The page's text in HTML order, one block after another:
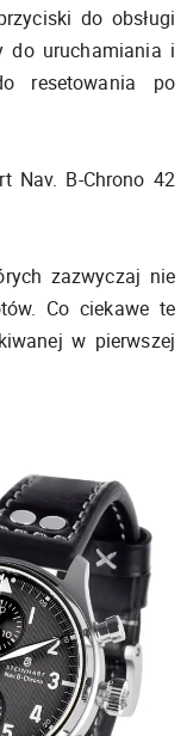
do obsługi
do uruchamiania i
resetowania po
Nav. B-Chrono 42
zazwyczaj nie
Co ciekawe te
w pierwszej